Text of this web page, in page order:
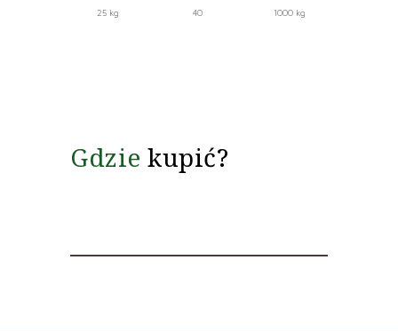
25 kg 40 1000 kg
Gdzie kupić?